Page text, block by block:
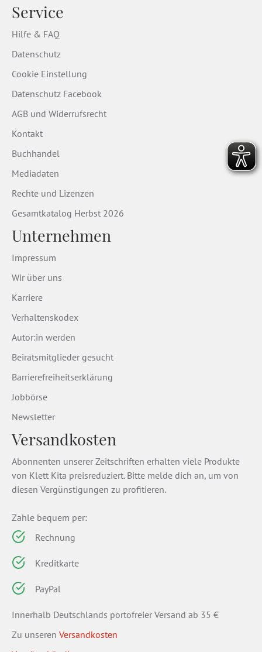
Service
Hilfe & FAQ
Datenschutz
Cookie Einstellung
Datenschutz Facebook
AGB und Widerrufsrecht
Kontakt
Buchhandel
Mediadaten
Rechte und Lizenzen
Gesamtkatalog Herbst 2026
Unternehmen
Impressum
Wir über uns
Karriere
Verhaltenskodex
Autor:in werden
Beiratsmitglieder gesucht
Barrierefreiheitserklärung
Jobbörse
Newsletter
Versandkosten
Abonnenten unserer Zeitschriften erhalten viele Produkte
von Klett Kita preisreduziert. Bitte melde dich an, um von
diesen Vergünstigungen zu profitieren.
Zahle bequem per:
Rechnung
Kreditkarte
PayPal
Innerhalb Deutschlands portofreier Versand ab 35 €
Zu unseren Versandkosten